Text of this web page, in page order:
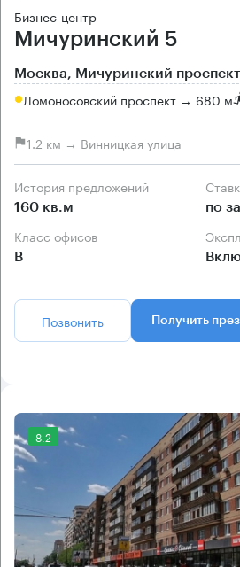
Бизнес-центр
Мичуринский 5
Москва, Мичуринский
Ломоносовский проспект → 680 м
1.2 км → Винницкая улица
История предложений
160 кв.м по
Класс офисов
B
Позвонить Получить
8.2